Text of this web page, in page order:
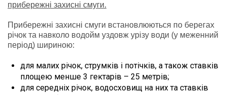
прибережні захисні смуги.
Прибережні захисні смуги встановлюються по берегах
річок та навколо водойм уздовж урізу води (у меженний
період) шириною:
для малих річок, струмків і потічків, а також ставків
площею менше 3 гектарів – 25 метрів;
для середніх річок, водосховищ на них та ставків